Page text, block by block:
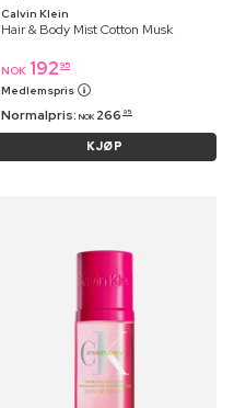
Calvin Klein
Hair & Body Mist Cotton Musk
NOK 192 95
Medlemspris
Normalpris: NOK 266 95
KJØP